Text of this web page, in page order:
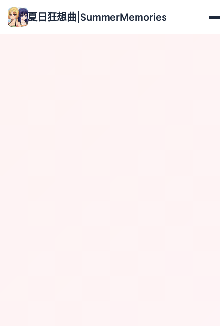
夏日狂想曲|SummerMemories